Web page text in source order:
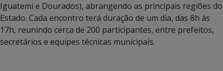
Iguatemi e Dourados), abrangendo as principais regiões do
Estado. Cada encontro terá duração de um dia, das 8h às
17h, reunindo cerca de 200 participantes, entre prefeitos,
secretários e equipes técnicas municipais.